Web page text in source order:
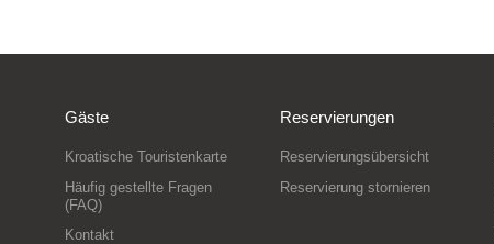
Gäste
Kroatische Touristenkarte
Häufig gestellte Fragen
(FAQ)
Kontakt
Reservierungen
Reservierungsübersicht
Reservierung stornieren